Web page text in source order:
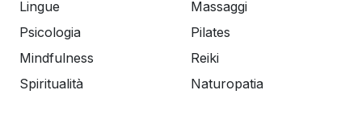
Lingue
Psicologia
Mindfulness
Spiritualità
Massaggi
Pilates
Reiki
Naturopatia